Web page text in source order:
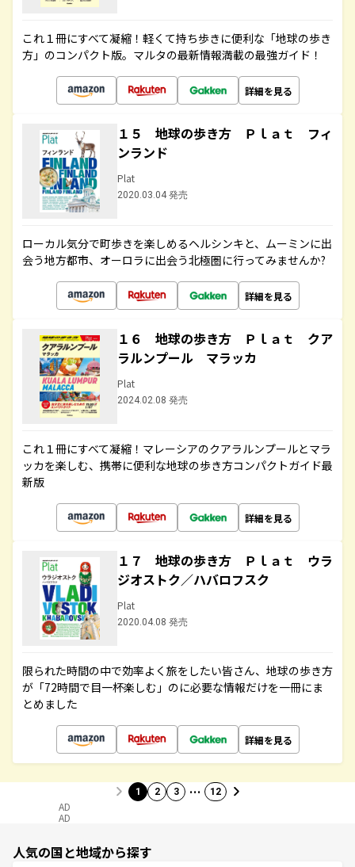
これ１冊にすべて凝縮！軽くて持ち歩きに便利な「地球の歩き
方」のコンパクト版。マルタの最新情報満載の最強ガイド！
詳細を見る
１５ 地球の歩き方 Ｐｌａｔ フィ
ンランド
Plat
2020.03.04 発売
ローカル気分で町歩きを楽しめるヘルシンキと、ムーミンに出
会う地方都市、オーロラに出会う北極圏に行ってみませんか?
詳細を見る
１６ 地球の歩き方 Ｐｌａｔ クア
ラルンプール マラッカ
Plat
2024.02.08 発売
これ１冊にすべて凝縮！マレーシアのクアラルンプールとマラ
ッカを楽しむ、携帯に便利な地球の歩き方コンパクトガイド最
新版
詳細を見る
１７ 地球の歩き方 Ｐｌａｔ ウラ
ジオストク／ハバロフスク
Plat
2020.04.08 発売
限られた時間の中で効率よく旅をしたい皆さん、地球の歩き方
が「72時間で目一杯楽しむ」のに必要な情報だけを一冊にま
とめました
詳細を見る
1 2 3 … 12
AD
AD
人気の国と地域から探す